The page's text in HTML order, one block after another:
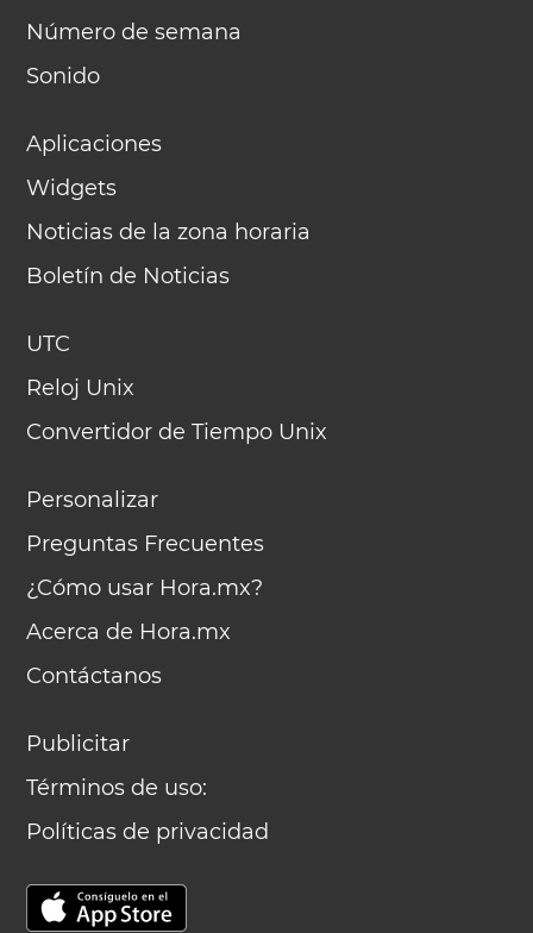
Número de semana
Sonido
Aplicaciones
Widgets
Noticias de la zona horaria
Boletín de Noticias
UTC
Reloj Unix
Convertidor de Tiempo Unix
Personalizar
Preguntas Frecuentes
¿Cómo usar Hora.mx?
Acerca de Hora.mx
Contáctanos
Publicitar
Términos de uso:
Políticas de privacidad